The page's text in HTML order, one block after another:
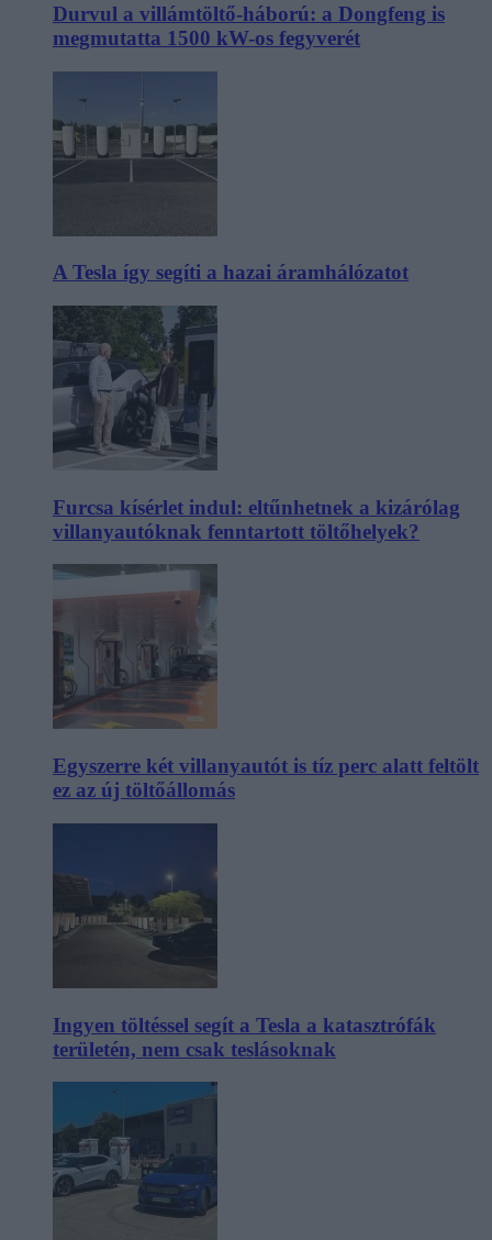
Durvul a villámtöltő-háború: a Dongfeng is
megmutatta 1500 kW-os fegyverét
A Tesla így segíti a hazai áramhálózatot
Furcsa kísérlet indul: eltűnhetnek a kizárólag
villanyautóknak fenntartott töltőhelyek?
Egyszerre két villanyautót is tíz perc alatt feltölt
ez az új töltőállomás
Ingyen töltéssel segít a Tesla a katasztrófák
területén, nem csak teslásoknak